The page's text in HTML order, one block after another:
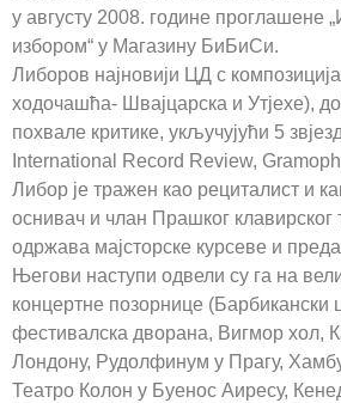
у августу 2008. године проглашене
избором“ у Магазину БиБиСи.
Либоров најновији ЦД с
ходочашћа- Швајцарска и Утјехе),
похвале критике, укључујући 5
International Record Review,
Либор је тражен као рециталист и
оснивач и члан Прашког клавирског
одржава мајсторске курсеве и
Његови наступи одвели су га на
концертне позорнице (Барбикански
фестивалска дворана, Вигмор хол,
Лондону, Рудолфинум у Прагу,
Театро Колон у Буенос Аиресу,